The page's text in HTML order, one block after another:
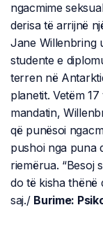
ngacmime
derisa të arrijnë
Jane Willenbring
studente e
terren në
planetit. Vetëm
mandatin,
që punësoi
pushoi nga puna
riemërua. “Besoj
do të kisha thënë
saj./ Burime: